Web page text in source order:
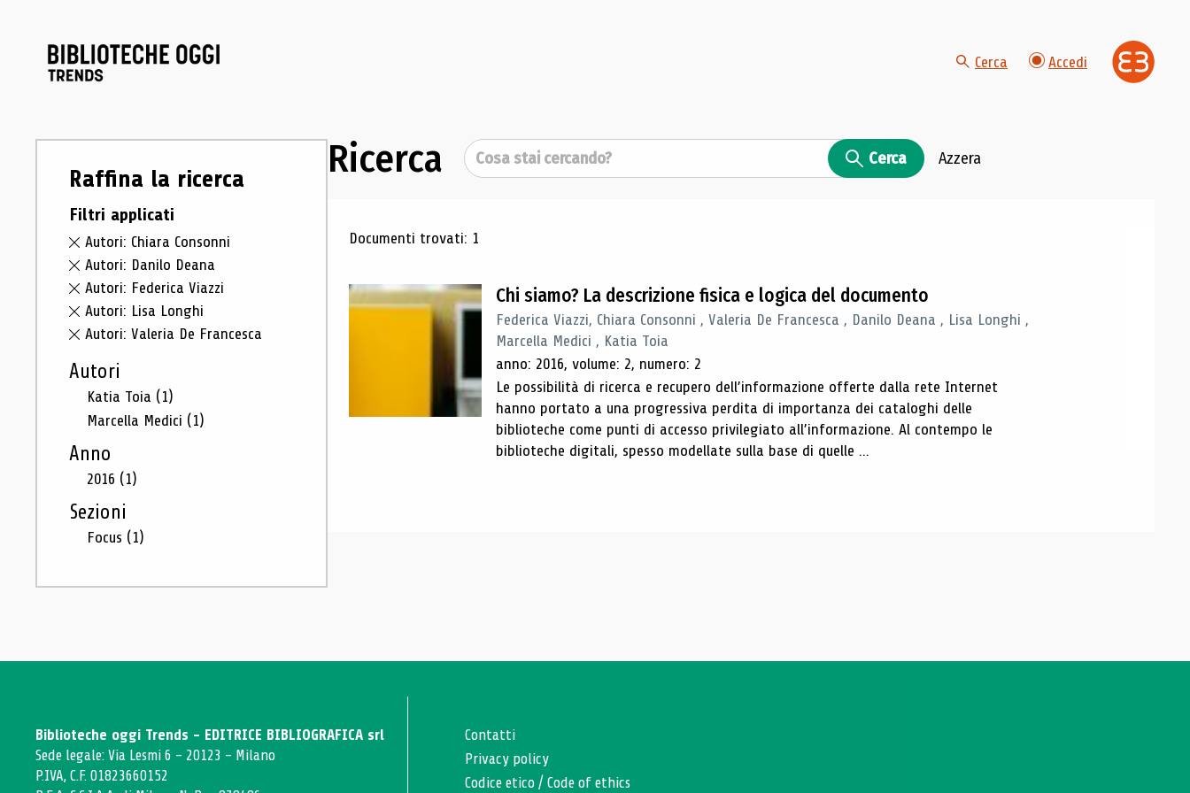
Cerca Accedi
Raffina la ricerca
Filtri applicati
Autori: Chiara Consonni
Autori: Danilo Deana
Autori: Federica Viazzi
Autori: Lisa Longhi
Autori: Valeria De Francesca
Autori
Katia Toia (1)
Marcella Medici (1)
Anno
2016 (1)
Sezioni
Focus (1)
Ricerca Cerca Cerca Azzera
Risultati di ricerca
Documenti trovati: 1
Chi siamo? La descrizione fisica e logica del documento
Federica Viazzi, Chiara Consonni , Valeria De Francesca , Danilo Deana , Lisa Longhi ,
Marcella Medici , Katia Toia
anno: 2016, volume: 2, numero: 2
Le possibilità di ricerca e recupero dell’informazione offerte dalla rete Internet
hanno portato a una progressiva perdita di importanza dei cataloghi delle
biblioteche come punti di accesso privilegiato all’informazione. Al contempo le
biblioteche digitali, spesso modellate sulla base di quelle ...
Biblioteche oggi Trends - EDITRICE BIBLIOGRAFICA srl
Sede legale: Via Lesmi 6 - 20123 - Milano
P.IVA, C.F. 01823660152
Contatti
Privacy policy
Codice etico /Code of ethics